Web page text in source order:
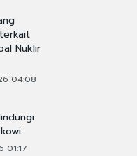
Nuklir
04:08
01:17